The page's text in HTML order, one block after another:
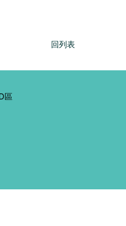
回列表
區